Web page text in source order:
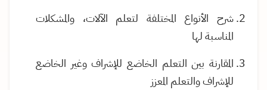
شرح الأنواع المختلفة لتعلم الآلات، والمشكلات
المناسبة لها
المقارنة بين التعلم الخاضع للإشراف وغير الخاضع
للإشراف والتعلم المعزز